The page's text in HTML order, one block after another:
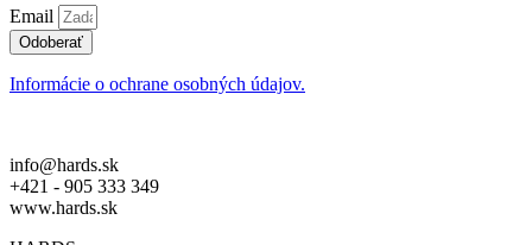
Email
Odoberať
Informácie o ochrane osobných údajov.
info@hards.sk
+421 - 905 333 349
www.hards.sk